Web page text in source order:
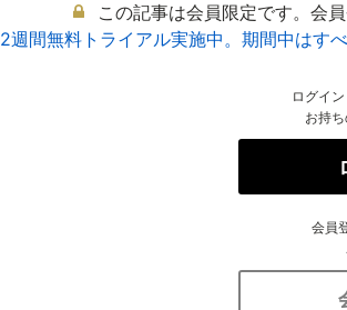
この記事は会員限定です。会
2週間無料トライアル実施中。期間中はす
ログイ
お持
会員